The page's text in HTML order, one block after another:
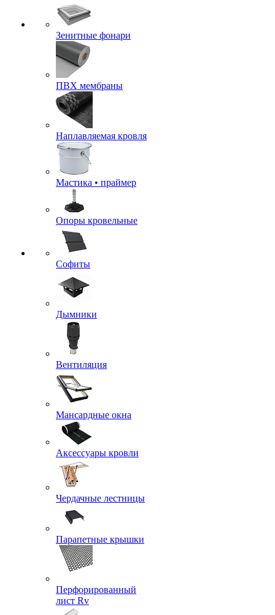
Зенитные фонари
ПВХ мембраны
Наплавляемая кровля
Мастика • праймер
Опоры кровельные
Софиты
Дымники
Вентиляция
Мансардные окна
Аксессуары кровли
Чердачные лестницы
Парапетные крышки
Перфорированный
лист Rv